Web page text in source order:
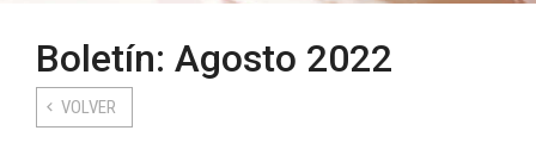
Boletín: Agosto 2022
VOLVER